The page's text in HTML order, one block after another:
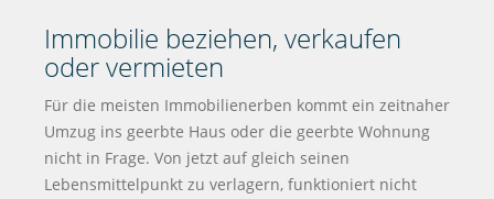
Immobilie beziehen, verkaufen
oder vermieten
Für die meisten Immobilienerben kommt ein zeitnaher
Umzug ins geerbte Haus oder die geerbte Wohnung
nicht in Frage. Von jetzt auf gleich seinen
Lebensmittelpunkt zu verlagern, funktioniert nicht